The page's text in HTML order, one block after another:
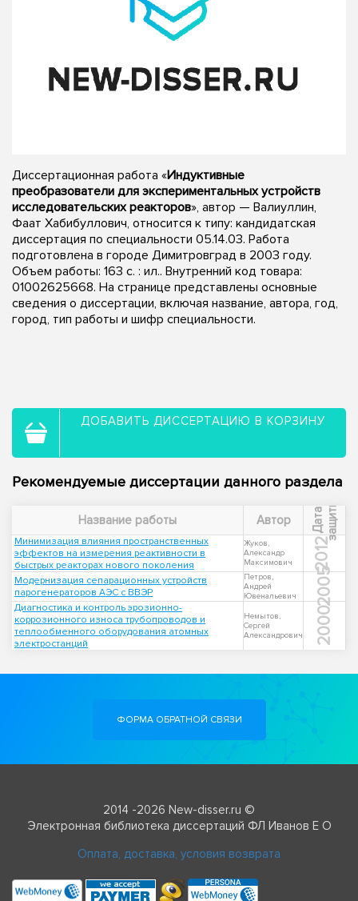
Диссертационная работа «Индуктивные
преобразователи для экспериментальных устройств
исследовательских реакторов», автор — Валиуллин,
Фаат Хабибуллович, относится к типу: кандидатская
диссертация по специальности 05.14.03. Работа
подготовлена в городе Димитровград в 2003 году.
Объем работы: 163 с. : ил.. Внутренний код товара:
01002625668. На странице представлены основные
сведения о диссертации, включая название, автора, год,
город, тип работы и шифр специальности.
ДОБАВИТЬ ДИССЕРТАЦИЮ В КОРЗИНУ
Рекомендуемые диссертации данного раздела
Название работы Автор Д
а
т
а
з
а
щ
и
т ы
Минимизация влияния пространственных
эффектов на измерения реактивности в
быстрых реакторах нового поколения
Жуков,
Александр
Максимович
2012
Модернизация сепарационных устройств
парогенераторов АЭС с ВВЭР
Петров,
Андрей
Ювенальевич
2005
Диагностика и контроль эрозионно-
коррозионного износа трубопроводов и
теплообменного оборудования атомных
электростанций
Немытов,
Сергей
Александрович
2000
ФОРМА ОБРАТНОЙ СВЯЗИ
2014 -2026 New-disser.ru ©
Электронная библиотека диссертаций ФЛ Иванов Е О
Оплата, доставка, условия возврата